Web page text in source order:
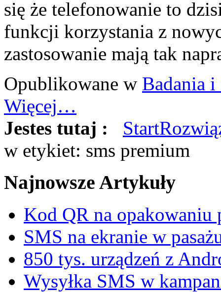
się że telefonowanie to
funkcji korzystania z
zastosowanie mają tak
Opublikowane w Badania
Więcej…
Jestes tutaj :
Start
w etykiet: sms premium
Najnowsze Artykuły
Kod QR na opakowaniu
SMS na ekranie w
850 tys. urządzeń z
Wysyłka SMS w